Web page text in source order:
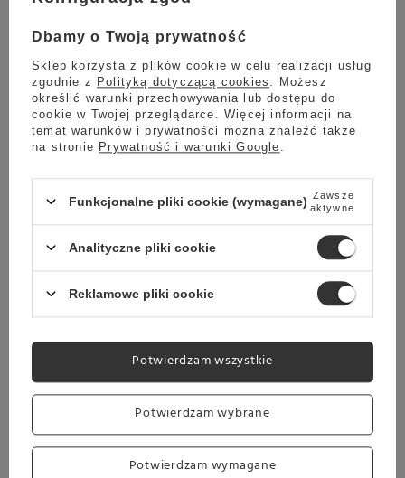
50g
Jak zaparzyć herbatę Brown
House & Tea Jasmine Tea?
Przygotowując herbatę Brown House & Tea Jasmine
Tea należy zwrócić uwagę zarówno na odpowiednią
Sugerujemy przygotować Brown House & Tea Jasmine
2-3 min
przygotowania
4g
Ilość wody do
przygotowania
230 ml
Temperatura
parzenia
Dbamy o Twoją prywatność
Sklep korzysta z plików cookie w celu realizacji usług
zgodnie z Polityką dotyczącą cookies
. Możesz
określić warunki przechowywania lub dostępu do
cookie w Twojej przeglądarce. Więcej informacji na
temat warunków i prywatności można znaleźć także
na stronie Prywatność i warunki Google
Funkcjonalne pliki cookie (wymagane) Zawsze
aktywne
Analityczne pliki cookie
Reklamowe pliki cookie
Potwierdzam wybrane
Potwierdzam wymagane
Potwierdzam wszystkie